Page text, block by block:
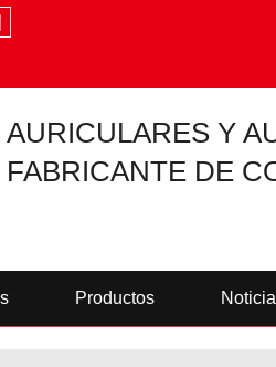
AURICULARES Y
FABRICANTE DE
Productos